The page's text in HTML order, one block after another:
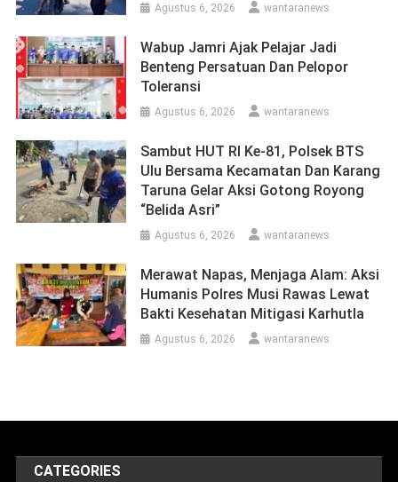
Agustus 6, 2026 wantaranews
Wabup Jamri Ajak Pelajar Jadi
Benteng Persatuan Dan Pelopor
Toleransi
Agustus 6, 2026 wantaranews
Sambut HUT RI Ke-81, Polsek BTS
Ulu Bersama Kecamatan Dan Karang
Taruna Gelar Aksi Gotong Royong
“Belida Asri”
Agustus 6, 2026 wantaranews
Merawat Napas, Menjaga Alam: Aksi
Humanis Polres Musi Rawas Lewat
Bakti Kesehatan Mitigasi Karhutla
Agustus 6, 2026 wantaranews
CATEGORIES